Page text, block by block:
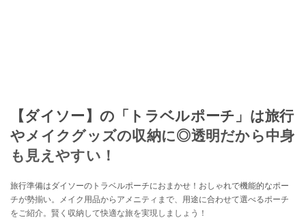
【ダイソー】の「トラベルポーチ」は旅行
やメイクグッズの収納に◎透明だから中身
も見えやすい！
旅行準備はダイソーのトラベルポーチにおまかせ！おしゃれで機能的なポー
チが勢揃い。メイク用品からアメニティまで、用途に合わせて選べるポーチ
をご紹介。賢く収納して快適な旅を実現しましょう！